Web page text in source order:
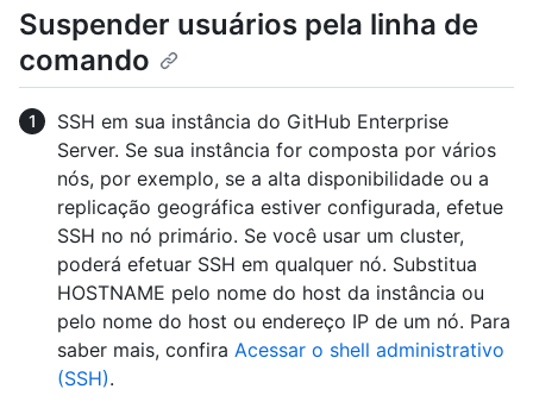
Suspender usuários pela linha de
comando
SSH em sua instância do GitHub Enterprise
Server. Se sua instância for composta por vários
nós, por exemplo, se a alta disponibilidade ou a
replicação geográfica estiver configurada, efetue
SSH no nó primário. Se você usar um cluster,
poderá efetuar SSH em qualquer nó. Substitua
HOSTNAME pelo nome do host da instância ou
pelo nome do host ou endereço IP de um nó. Para
saber mais, confira Acessar o shell administrativo
(SSH).